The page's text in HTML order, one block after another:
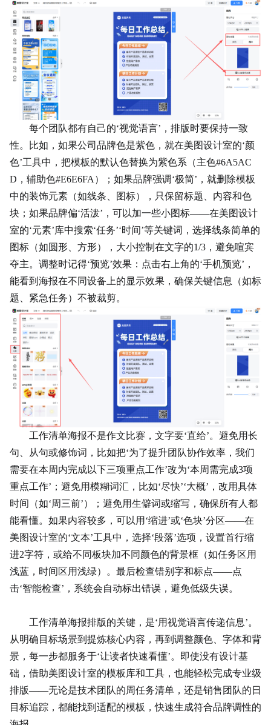
每个团队都有自己的‘视觉语言’，排版时要保持一致
性。比如，如果公司品牌色是紫色，就在美图设计室的‘颜
色’工具中，把模板的默认色替换为紫色系（主色#6A5AC
D，辅助色#E6E6FA）；如果品牌强调‘极简’，就删除模板
中的装饰元素（如线条、图标），只保留标题、内容和色
块；如果品牌偏‘活泼’，可以加一些小图标——在美图设计
室的‘元素’库中搜索‘任务’‘时间’等关键词，选择线条简单的
图标（如圆形、方形），大小控制在文字的1/3，避免喧宾
夺主。调整时记得‘预览’效果：点击右上角的‘手机预览’，
能看到海报在不同设备上的显示效果，确保关键信息（如标
题、紧急任务）不被裁剪。
工作清单海报不是作文比赛，文字要‘直给’。避免用长
句、从句或修饰词，比如把‘为了提升团队协作效率，我们
需要在本周内完成以下三项重点工作’改为‘本周需完成3项
重点工作’；避免用模糊词汇，比如‘尽快’‘大概’，改用具体
时间（如‘周三前’）；避免用生僻词或缩写，确保所有人都
能看懂。如果内容较多，可以用‘缩进’或‘色块’分区——在
美图设计室的‘文本’工具中，选择‘段落’选项，设置首行缩
进2字符，或给不同板块加不同颜色的背景框（如任务区用
浅蓝，时间区用浅绿）。最后检查错别字和标点——点
击‘智能检查’，系统会自动标出错误，避免低级失误。
工作清单海报排版的关键，是‘用视觉语言传递信息’。
从明确目标场景到提炼核心内容，再到调整颜色、字体和背
景，每一步都服务于‘让读者快速看懂’。即使没有设计基
础，借助美图设计室的模板库和工具，也能轻松完成专业级
排版——无论是技术团队的周任务清单，还是销售团队的日
目标追踪，都能找到适配的模板，快速生成符合品牌调性的